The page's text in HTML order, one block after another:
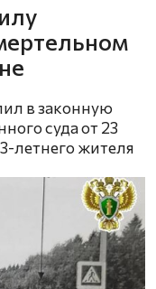
в законную
суда от 23
летнего жителя